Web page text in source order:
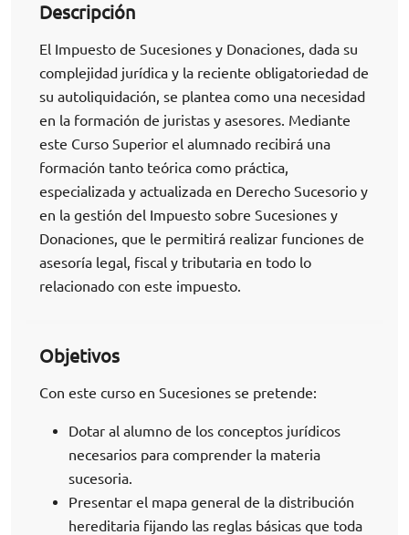
Descripción
El Impuesto de Sucesiones y Donaciones, dada su
complejidad jurídica y la reciente obligatoriedad de
su autoliquidación, se plantea como una necesidad
en la formación de juristas y asesores. Mediante
este Curso Superior el alumnado recibirá una
formación tanto teórica como práctica,
especializada y actualizada en Derecho Sucesorio y
en la gestión del Impuesto sobre Sucesiones y
Donaciones, que le permitirá realizar funciones de
asesoría legal, fiscal y tributaria en todo lo
relacionado con este impuesto.
Objetivos
Con este curso en Sucesiones se pretende:
Dotar al alumno de los conceptos jurídicos
necesarios para comprender la materia
sucesoria.
Presentar el mapa general de la distribución
hereditaria fijando las reglas básicas que toda